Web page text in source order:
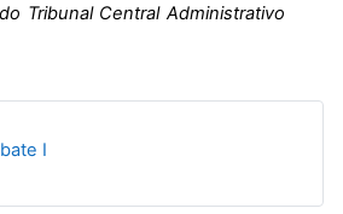
Tribunal Central Administrativo
I